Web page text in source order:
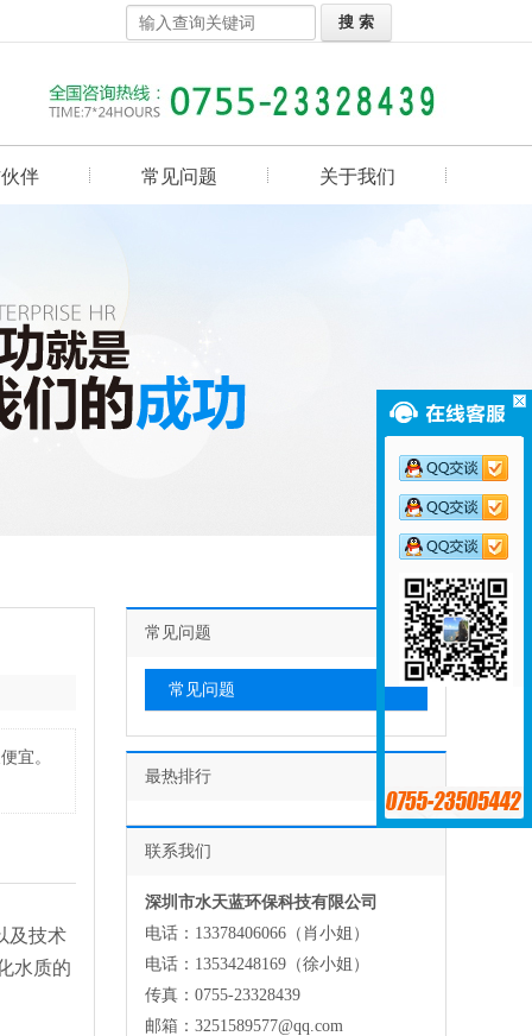
伴 常见问题 关于我们
宜。
及技术
水质的
常见问题
常见问题
最热排行
联系我们
深圳市水天蓝环保科技有限公司
电话：13378406066（肖小姐）
电话：13534248169（徐小姐）
传真：0755-23328439
邮箱：3251589577@qq.com